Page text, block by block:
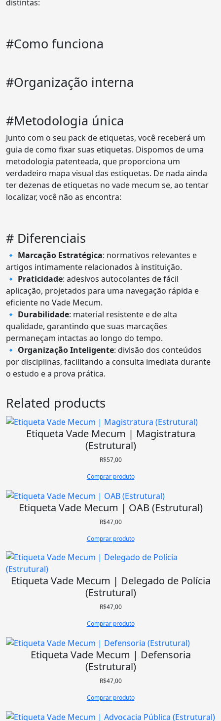
distintas:
#Como funciona
#Organização interna
#Metodologia única
Junto com o seu pack de etiquetas, você receberá um
guia de como fixar suas etiquetas. Dispomos de uma
metodologia patenteada, que proporciona um
verdadeiro mapa visual das estiquetas. De nada ainda
ter dezenas de etiquetas no vade mecum se, ao tentar
localizar, você não as encontra:
# Diferenciais
🔹 Marcação Estratégica: normativos relevantes e
artigos intimamente relacionados à instituição.
🔹 Praticidade: adesivos autocolantes de fácil
aplicação, projetados para uma navegação rápida e
eficiente no Vade Mecum.
🔹 Durabilidade: material resistente e de alta
qualidade, garantindo que suas marcações
permaneçam intactas ao longo do tempo.
🔹 Organização Inteligente: divisão dos conteúdos
por disciplinas, facilitando a consulta imediata durante
o estudo e a prova prática.
Related products
Etiqueta Vade Mecum | Magistratura
(Estrutural)
R$57,00
Comprar produto
Etiqueta Vade Mecum | OAB (Estrutural)
R$47,00
Comprar produto
Etiqueta Vade Mecum | Delegado de Polícia
(Estrutural)
R$47,00
Comprar produto
Etiqueta Vade Mecum | Defensoria
(Estrutural)
R$47,00
Comprar produto